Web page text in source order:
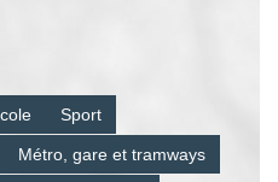
Sport
Métro, gare et tramways